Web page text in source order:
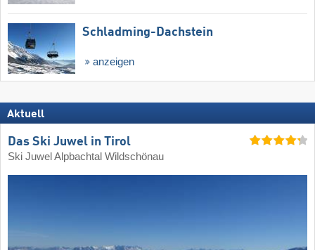
Schladming-Dachstein
anzeigen
Aktuell
Das Ski Juwel in Tirol
Ski Juwel Alpbachtal Wildschönau